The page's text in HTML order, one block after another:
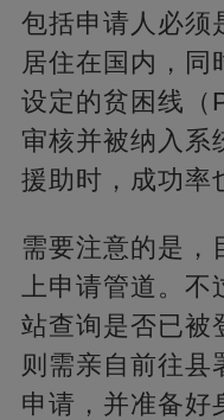
包括申请人必须
居住在国内，同
设定的贫困线（
审核并被纳入系
援助时，成功率
需要注意的是，
上申请管道。
站查询是否已被
则需亲自前往县
申请，并准备好